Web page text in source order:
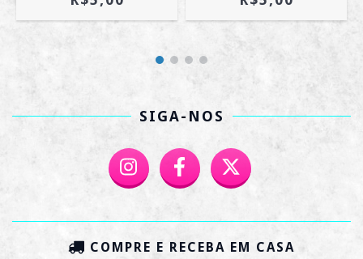
SIGA-NOS
COMPRE E RECEBA EM CASA